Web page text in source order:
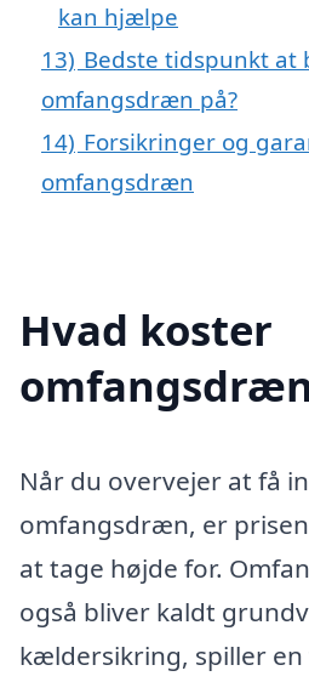
kan hjælpe
13) Bedste tidspunkt at
omfangsdræn på?
14) Forsikringer og
omfangsdræn
Hvad koster
Når du overvejer at få
omfangsdræn, er
at tage højde for.
også bliver kaldt
kældersikring, spiller